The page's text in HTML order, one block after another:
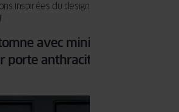
inspirées du design de portes PVC et
avec mini-citrouilles et
anthracite PVC ou